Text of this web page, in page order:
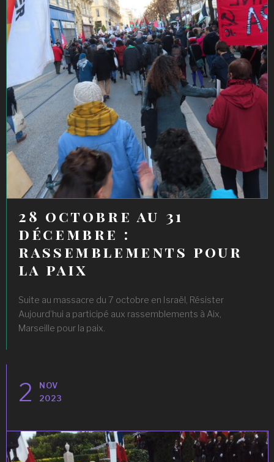
28 octobre au 31
décembre :
rassemblements pour
la paix
Suite au massacre du 7 octobre en Israël, Résister
Aujourd’hui a participé aux rassemblements à Aix,
Marseille pour la paix.
2
NOV
2023